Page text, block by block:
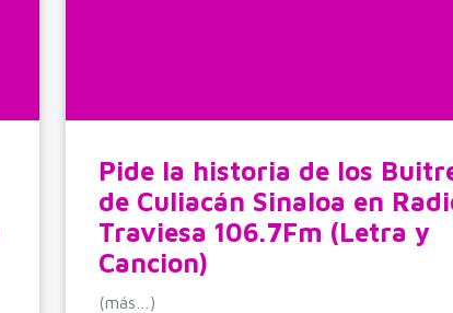
Pide la historia de los
de Culiacán Sinaloa en
Traviesa 106.7Fm (Letra y
Cancion)
(más…)